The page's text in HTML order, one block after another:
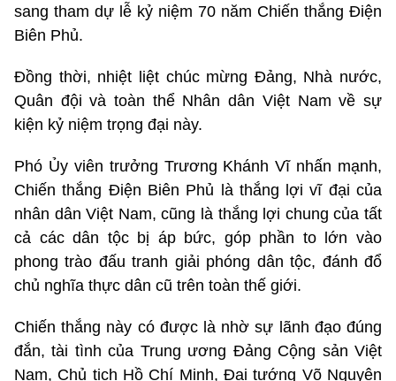
sang tham dự lễ kỷ niệm 70 năm Chiến thắng Điện
Biên Phủ.
Đồng thời, nhiệt liệt chúc mừng Đảng, Nhà nước,
Quân đội và toàn thể Nhân dân Việt Nam về sự
kiện kỷ niệm trọng đại này.
Phó Ủy viên trưởng Trương Khánh Vĩ nhấn mạnh,
Chiến thắng Điện Biên Phủ là thắng lợi vĩ đại của
nhân dân Việt Nam, cũng là thắng lợi chung của tất
cả các dân tộc bị áp bức, góp phần to lớn vào
phong trào đấu tranh giải phóng dân tộc, đánh đổ
chủ nghĩa thực dân cũ trên toàn thế giới.
Chiến thắng này có được là nhờ sự lãnh đạo đúng
đắn, tài tình của Trung ương Đảng Cộng sản Việt
Nam, Chủ tịch Hồ Chí Minh, Đại tướng Võ Nguyên